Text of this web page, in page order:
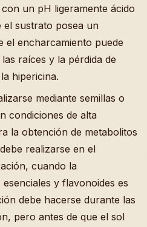
un pH ligeramente ácido
el sustrato posea un
el encharcamiento puede
raíces y la pérdida de
hipericina.
mediante semillas o
condiciones de alta
la obtención de metabolitos
realizarse en el
cuando la
y flavonoides es
debe hacerse durante las
pero antes de que el sol